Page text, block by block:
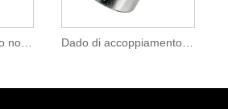
Elementi di fissaggio non standard per accessori automobilistici e motociclistici